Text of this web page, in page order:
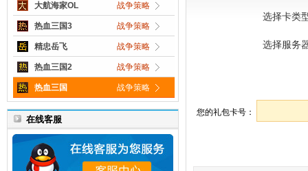
大全
大航海家OL 战争策略
热血三国3 战争策略
精忠岳飞 战争策略
热血三国2 战争策略
热血三国 战争策略
在线客服
选择卡类
选择服务
您的礼包卡号：